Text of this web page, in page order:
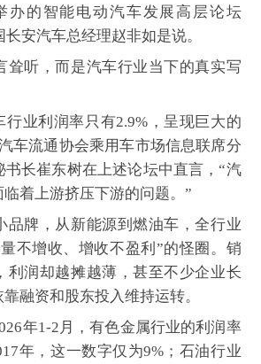
办的智能电动汽车发展高层论坛
长安汽车总经理赵非如是说。
耸听，而是汽车行业当下的真实写
行业利润率只有2.9%，呈现巨大的
车流通协会乘用车市场信息联席分
书长崔东树在上述论坛中直言，“汽
着上游挤压下游的问题。”
品牌，从新能源到燃油车，全行业
不增收、增收不盈利”的怪圈。销
利润却越摊越薄，甚至不少企业长
融资和股东投入维持运转。
年1-2月，有色金属行业的利润率
年，这一数字仅为9%；石油行业